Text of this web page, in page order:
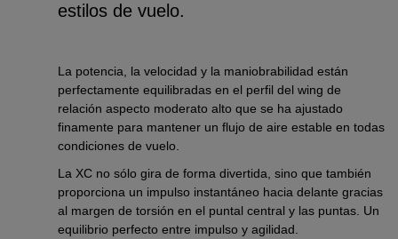
estilos de vuelo.
La potencia, la velocidad y la maniobrabilidad están
perfectamente equilibradas en el perfil del wing de
relación aspecto moderato alto que se ha ajustado
finamente para mantener un flujo de aire estable en todas
condiciones de vuelo.
La XC no sólo gira de forma divertida, sino que también
proporciona un impulso instantáneo hacia delante gracias
al margen de torsión en el puntal central y las puntas. Un
equilibrio perfecto entre impulso y agilidad.